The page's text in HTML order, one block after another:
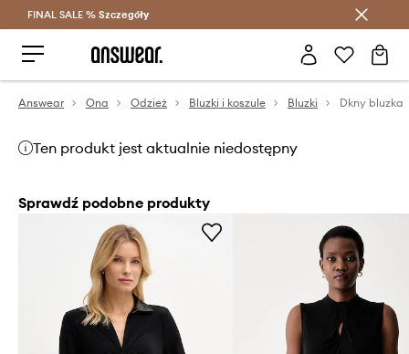
Oszczędzaj z Answear Club >
FINAL SALE % Szczegóły
Answear Ona Odzież Bluzki i koszule Bluzki Dkny bluzka
Ten produkt jest aktualnie niedostępny
Sprawdź podobne produkty